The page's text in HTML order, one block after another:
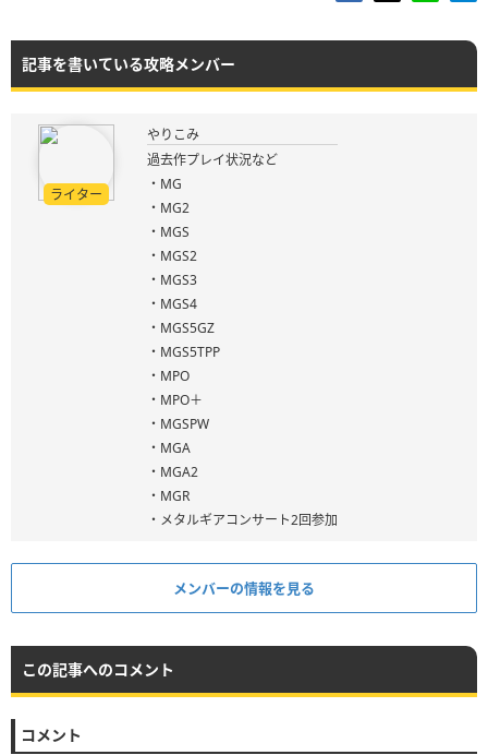
記事を書いている攻略メンバー
ライター
やりこみ
過去作プレイ状況など
・MG
・MG2
・MGS
・MGS2
・MGS3
・MGS4
・MGS5GZ
・MGS5TPP
・MPO
・MPO＋
・MGSPW
・MGA
・MGA2
・MGR
・メタルギアコンサート2回参加
メンバーの情報を見る
この記事へのコメント
コメント